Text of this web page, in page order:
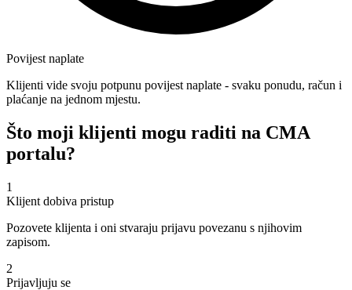
Povijest naplate
Klijenti vide svoju potpunu povijest naplate - svaku ponudu, račun i
plaćanje na jednom mjestu.
Što moji klijenti mogu raditi na CMA
portalu?
1
Klijent dobiva pristup
Pozovete klijenta i oni stvaraju prijavu povezanu s njihovim
zapisom.
2
Prijavljuju se